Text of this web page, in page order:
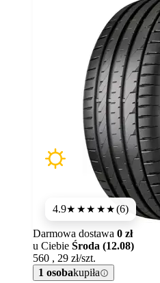
4.9★★★★★(6)
Darmowa dostawa 0 zł
u Ciebie Środa (12.08)
560 , 29 zł/szt.
1 osobakupiła